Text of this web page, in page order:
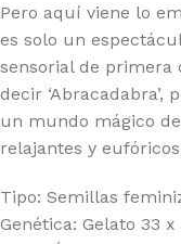
Pero aquí viene lo
es solo un
sensorial de primera
decir
un mundo mágico
relajantes y
Tipo: Semillas
Genética: Gelato 33